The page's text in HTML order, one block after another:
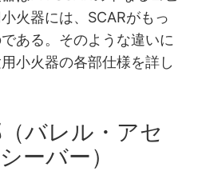
火器には、SCARがもっ
ある。そのような違いに
小火器の各部仕様を詳し
バレル・アセ
ーバー）